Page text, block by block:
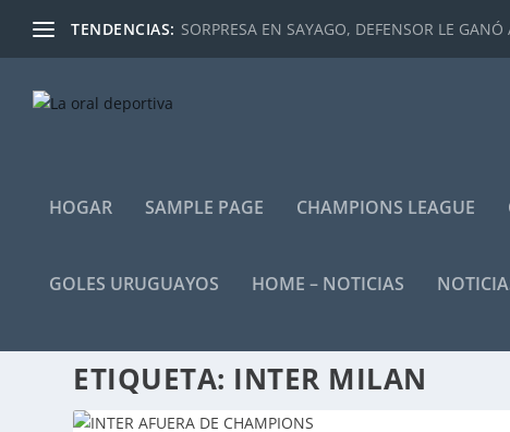
TENDENCIAS: SORPRESA EN SAYAGO, DEFENSOR LE
HOGAR SAMPLE PAGE CHAMPIONS LEAGUE
GOLES URUGUAYOS HOME – NOTICIAS
ETIQUETA: INTER MILAN